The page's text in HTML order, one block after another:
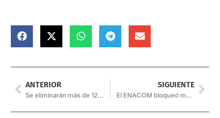
ANTERIOR
Se eliminarán más de 120.000 pensiones irregulares
SIGUIENTE
El ENACOM bloqueó más de mil páginas web de apuestas ilegales